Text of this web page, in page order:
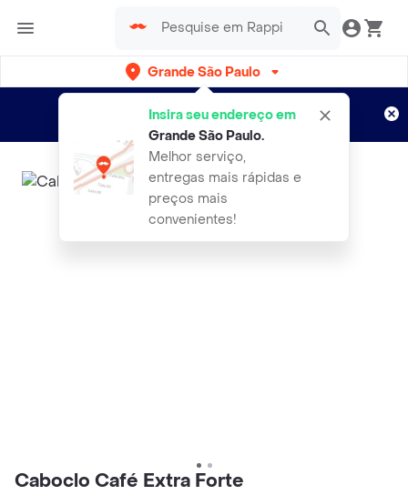
Grande São Paulo
Insira seu endereço em
Grande São Paulo.
Melhor serviço,
entregas mais rápidas e
preços mais
convenientes!
Entregas grátis por 15 dias!
Aplicam T&C
Caboclo Café Extra Forte